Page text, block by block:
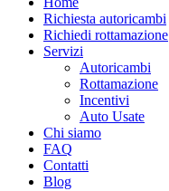
Richiesta autoricambi
Richiedi rottamazione
Servizi
Autoricambi
Rottamazione
Incentivi
Auto Usate
Chi siamo
FAQ
Contatti
Blog